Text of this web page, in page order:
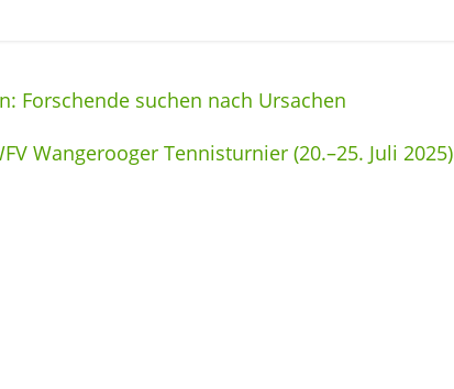
Forschende suchen nach Ursachen
Wangerooger Tennisturnier (20.–25. Juli 2025)